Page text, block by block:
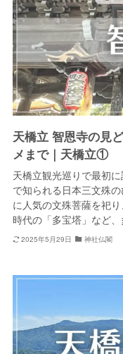
天橋立 智恩寺の見
メまで｜天橋立①
天橋立観光巡りで最初
で知られる日本三文殊
に人気の文殊菩薩を祀
時代の「多宝塔」など
2025年5月29日 神社仏閣